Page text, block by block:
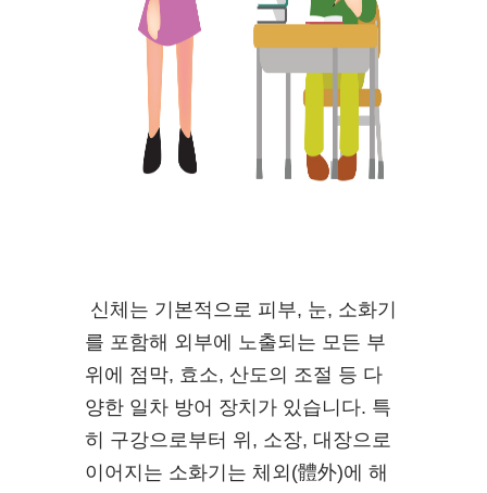
신체는 기본적으로 피부, 눈, 소화기
를 포함해 외부에 노출되는 모든 부
위에 점막, 효소, 산도의 조절 등 다
양한 일차 방어 장치가 있습니다. 특
히 구강으로부터 위, 소장, 대장으로
이어지는 소화기는 체외(體外)에 해